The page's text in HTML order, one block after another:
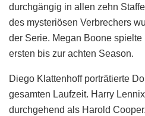
durchgängig in allen zehn
des mysteriösen Verbrechers
der Serie. Megan Boone
ersten bis zur achten Season.
Diego Klattenhoff porträtierte
gesamten Laufzeit. Harry
durchgehend als Harold